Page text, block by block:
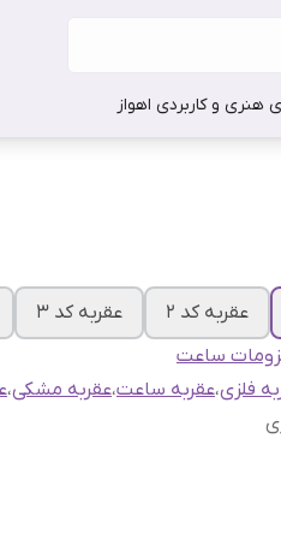
هنری و کاربردی اهواز
عقربه کد 2 عقربه کد 3
ساعت
فلزی،عقربه ساعت،عقربه مشکی،